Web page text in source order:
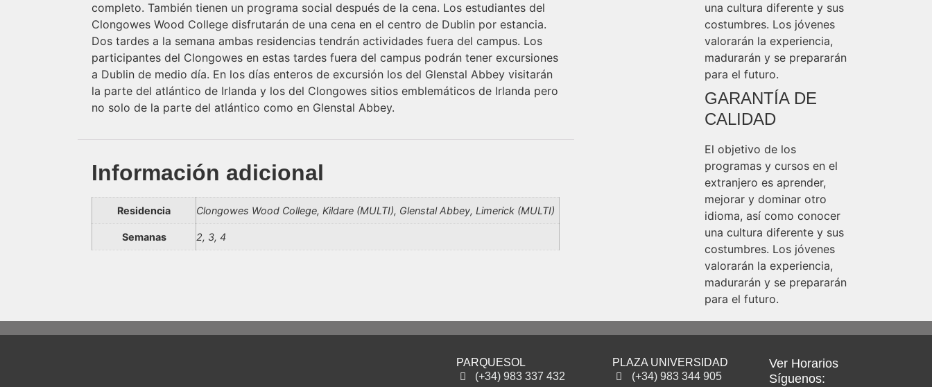
completo. También tienen un programa social después de la cena. Los estudiantes del
Clongowes Wood College disfrutarán de una cena en el centro de Dublin por estancia.
Dos tardes a la semana ambas residencias tendrán actividades fuera del campus. Los
participantes del Clongowes en estas tardes fuera del campus podrán tener excursiones
a Dublin de medio día. En los días enteros de excursión los del Glenstal Abbey visitarán
la parte del atlántico de Irlanda y los del Clongowes sitios emblemáticos de Irlanda pero
no solo de la parte del atlántico como en Glenstal Abbey.
Información adicional
Residencia Clongowes Wood College, Kildare (MULTI), Glenstal Abbey, Limerick (MULTI)
Semanas 2, 3, 4
una cultura diferente y sus
costumbres. Los jóvenes
valorarán la experiencia,
madurarán y se prepararán
para el futuro.
GARANTÍA DE
CALIDAD
El objetivo de los
programas y cursos en el
extranjero es aprender,
mejorar y dominar otro
idioma, así como conocer
una cultura diferente y sus
costumbres. Los jóvenes
valorarán la experiencia,
madurarán y se prepararán
para el futuro.
PARQUESOL
(+34) 983 337 432
PLAZA UNIVERSIDAD
(+34) 983 344 905
Ver Horarios
Síguenos: